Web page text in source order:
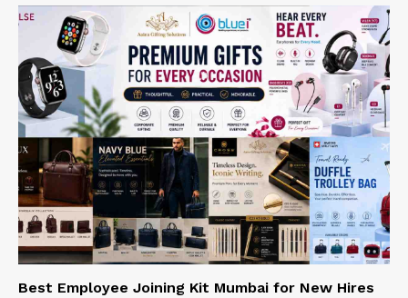
Best Employee Joining Kit Mumbai for New Hires